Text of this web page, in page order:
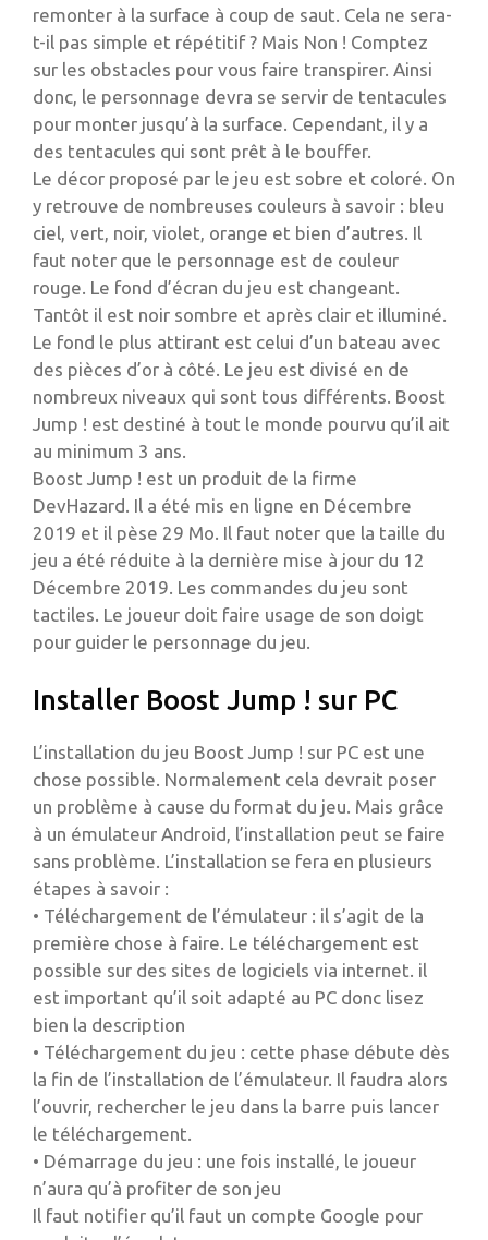
remonter à la surface à coup de saut. Cela ne sera-
t-il pas simple et répétitif ? Mais Non ! Comptez
sur les obstacles pour vous faire transpirer. Ainsi
donc, le personnage devra se servir de tentacules
pour monter jusqu’à la surface. Cependant, il y a
des tentacules qui sont prêt à le bouffer.
Le décor proposé par le jeu est sobre et coloré. On
y retrouve de nombreuses couleurs à savoir : bleu
ciel, vert, noir, violet, orange et bien d’autres. Il
faut noter que le personnage est de couleur
rouge. Le fond d’écran du jeu est changeant.
Tantôt il est noir sombre et après clair et illuminé.
Le fond le plus attirant est celui d’un bateau avec
des pièces d’or à côté. Le jeu est divisé en de
nombreux niveaux qui sont tous différents. Boost
Jump ! est destiné à tout le monde pourvu qu’il ait
au minimum 3 ans.
Boost Jump ! est un produit de la firme
DevHazard. Il a été mis en ligne en Décembre
2019 et il pèse 29 Mo. Il faut noter que la taille du
jeu a été réduite à la dernière mise à jour du 12
Décembre 2019. Les commandes du jeu sont
tactiles. Le joueur doit faire usage de son doigt
pour guider le personnage du jeu.
Installer Boost Jump ! sur PC
L’installation du jeu Boost Jump ! sur PC est une
chose possible. Normalement cela devrait poser
un problème à cause du format du jeu. Mais grâce
à un émulateur Android, l’installation peut se faire
sans problème. L’installation se fera en plusieurs
étapes à savoir :
• Téléchargement de l’émulateur : il s’agit de la
première chose à faire. Le téléchargement est
possible sur des sites de logiciels via internet. il
est important qu’il soit adapté au PC donc lisez
bien la description
• Téléchargement du jeu : cette phase débute dès
la fin de l’installation de l’émulateur. Il faudra alors
l’ouvrir, rechercher le jeu dans la barre puis lancer
le téléchargement.
• Démarrage du jeu : une fois installé, le joueur
n’aura qu’à profiter de son jeu
Il faut notifier qu’il faut un compte Google pour